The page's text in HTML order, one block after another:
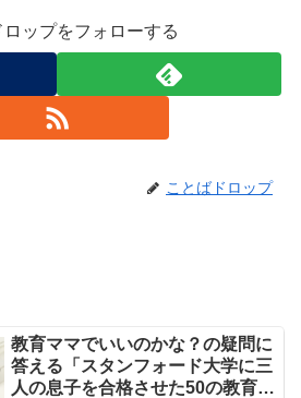
ロップをフォローする
ことばドロップ
教育ママでいいのかな？の疑問に
答える「スタンフォード大学に三
人の息子を合格させた50の教育